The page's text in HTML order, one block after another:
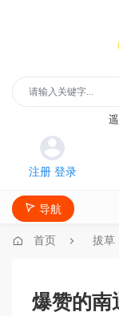
玻
云散
玻
云散
导航
首页 拔草
爆赞的南